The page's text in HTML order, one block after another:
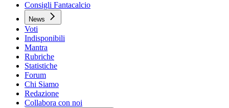
Consigli Fantacalcio
News
Voti
Indisponibili
Mantra
Rubriche
Statistiche
Forum
Chi Siamo
Redazione
Collabora con noi